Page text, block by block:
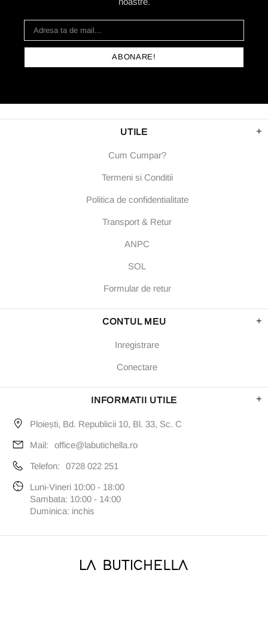
UTILE
Cum Cumpar?
Termeni si Conditii
Politica de confidentialitate
Transport & Retur
ANPC
SOL
Formular de retur
CONTUL MEU
Inregistrare
Conectare
INFORMATII UTILE
Ploiești, Bd. Republicii 10, Bl. 33, Sc. C
Mail: office@labutichella.ro
Telefon: 0728 022 251
Luni-Vineri 10:00 - 18:00
Sambata: 10:00 - 14:00
Duminica: inchis